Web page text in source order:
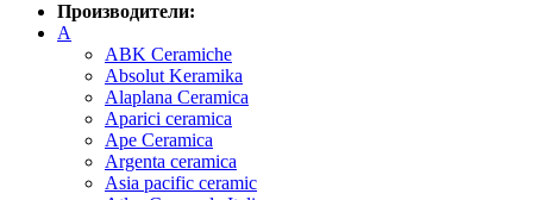
Производители:
A
ABK Ceramiche
Absolut Keramika
Alaplana Ceramica
Aparici ceramica
Ape Ceramica
Argenta ceramica
Asia pacific ceramic